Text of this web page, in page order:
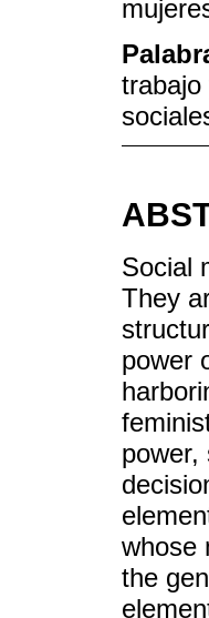
trabajo
Social
They
power
power,
whose
the